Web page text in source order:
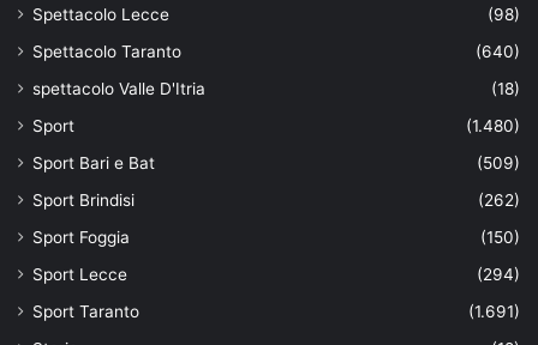
Spettacolo Lecce
(98)
Spettacolo Taranto
(640)
spettacolo Valle D'Itria
(18)
Sport
(1.480)
Sport Bari e Bat
(509)
Sport Brindisi
(262)
Sport Foggia
(150)
Sport Lecce
(294)
Sport Taranto
(1.691)